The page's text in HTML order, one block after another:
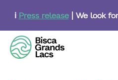
content
ℹ️ Press release| We look